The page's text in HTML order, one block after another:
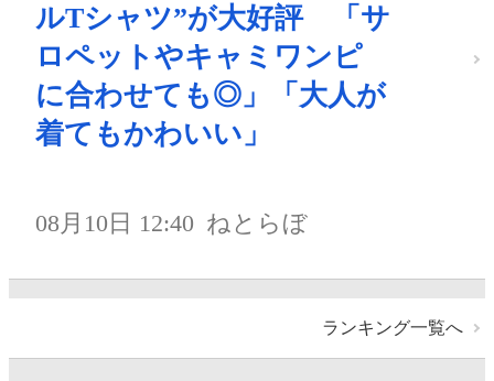
ルTシャツ”が大好評 「サ
ロペットやキャミワンピ
に合わせても◎」「大人が
着てもかわいい」
08月10日 12:40 ねとらぼ
ランキング一覧へ